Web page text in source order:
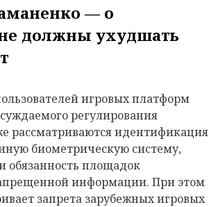
— о
должны ухудшать
игровых платформ
регулирования
рассматриваются идентификация
биометрическую систему,
обязанность площадок
информации. При этом
запрета зарубежных игровых